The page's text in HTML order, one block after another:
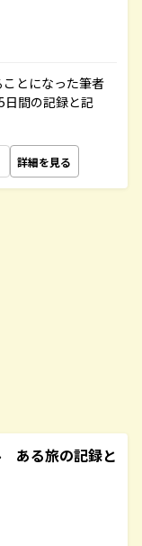
とになった筆者
日間の記録と記
詳細を見る
ある旅の記録と